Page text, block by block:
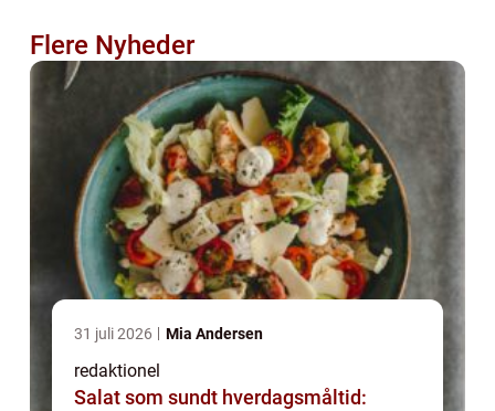
Flere Nyheder
31 juli 2026 Mia Andersen
redaktionel
Salat som sundt hverdagsmåltid: